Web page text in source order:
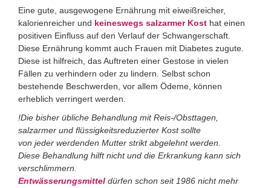
Eine gute, ausgewogene Ernährung mit eiweißreicher,
kalorienreicher und keineswegs salzarmer Kost hat einen
positiven Einfluss auf den Verlauf der Schwangerschaft.
Diese Ernährung kommt auch Frauen mit Diabetes zugute.
Diese ist hilfreich, das Auftreten einer Gestose in vielen
Fällen zu verhindern oder zu lindern. Selbst schon
bestehende Beschwerden, vor allem Ödeme, können
erheblich verringert werden.
!Die bisher übliche Behandlung mit Reis-/Obsttagen,
salzarmer und flüssigkeitsreduzierter Kost sollte
von jeder werdenden Mutter strikt abgelehnt werden.
Diese Behandlung hilft nicht und die Erkrankung kann sich
verschlimmern.
Entwässerungsmittel dürfen schon seit 1986 nicht mehr